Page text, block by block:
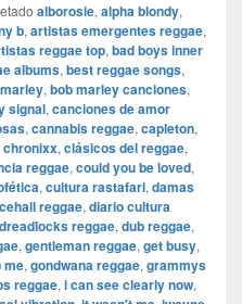
alborosie, alpha blondy,
b, artistas emergentes reggae,
reggae top, bad boys inner
albums, best reggae songs,
, bob marley canciones,
signal, canciones de amor
, cannabis reggae, capleton,
chronixx, clásicos del reggae,
reggae, could you be loved,
, cultura rastafari, damas
reggae, diario cultura
dreadlocks reggae, dub reggae,
, gentleman reggae, get busy,
me, gondwana reggae, grammys
reggae, i can see clearly now,